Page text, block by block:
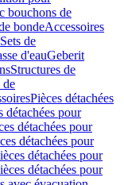
bouchons de
bondeAccessoires
Sets de
d'eauGeberit
Structures de
de
Pièces détachées
détachées pour
détachées pour
détachées pour
détachées pour
détachées pour